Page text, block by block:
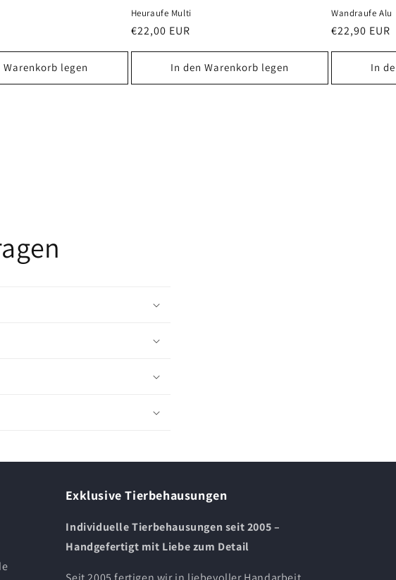
Warenkorb legen
Heuraufe Multi
Normaler
€22,00 EUR
In den Warenkorb legen
Wandraufe Alu
Normaler
€22,90 EUR
In
Exklusive Tierbehausungen
Individuelle Tierbehausungen seit 2005 –
Handgefertigt mit Liebe zum Detail